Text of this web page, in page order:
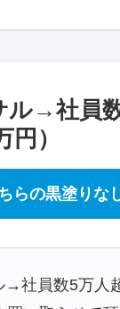
→社員
）
らの黒塗りな
→社員数5万人